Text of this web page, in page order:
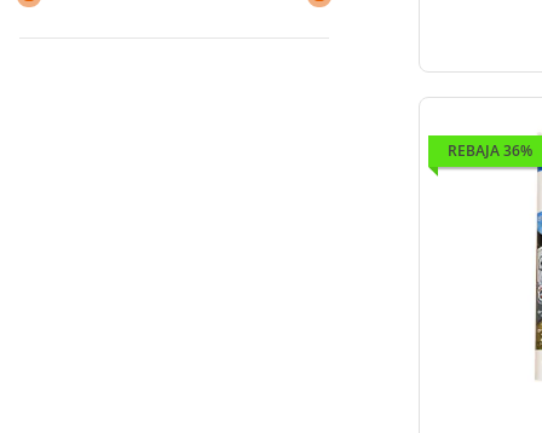
REBAJA 36%